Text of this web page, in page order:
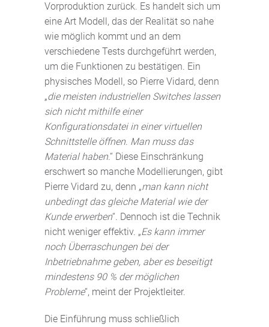
Vorproduktion zurück. Es handelt sich um
eine Art Modell, das der Realität so nahe
wie möglich kommt und an dem
verschiedene Tests durchgeführt werden,
um die Funktionen zu bestätigen. Ein
physisches Modell, so Pierre Vidard, denn
„die meisten industriellen Switches lassen
sich nicht mithilfe einer
Konfigurationsdatei in einer virtuellen
Schnittstelle öffnen. Man muss das
Material haben.“ Diese Einschränkung
erschwert so manche Modellierungen, gibt
Pierre Vidard zu, denn „man kann nicht
unbedingt das gleiche Material wie der
Kunde erwerben“. Dennoch ist die Technik
nicht weniger effektiv. „Es kann immer
noch Überraschungen bei der
Inbetriebnahme geben, aber es beseitigt
mindestens 90 % der möglichen
Probleme“, meint der Projektleiter.
Die Einführung muss schließlich